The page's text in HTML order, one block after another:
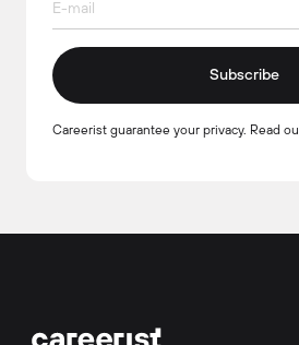
Subscribe
Careerist guarantee your privacy. Read